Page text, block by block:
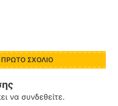
ΣΧΌΛΙΟ
να συνδεθείτε.